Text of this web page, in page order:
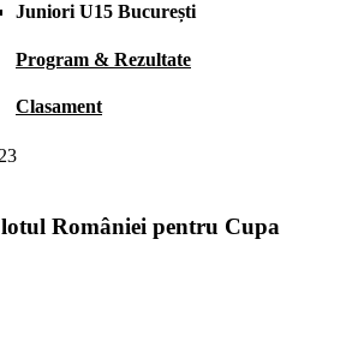
Juniori U15 București
Program & Rezultate
Clasament
României pentru Cupa